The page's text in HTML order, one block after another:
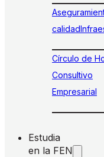
calidad
Círculo de
Consultivo
Empresarial
Estudia
en la FEN